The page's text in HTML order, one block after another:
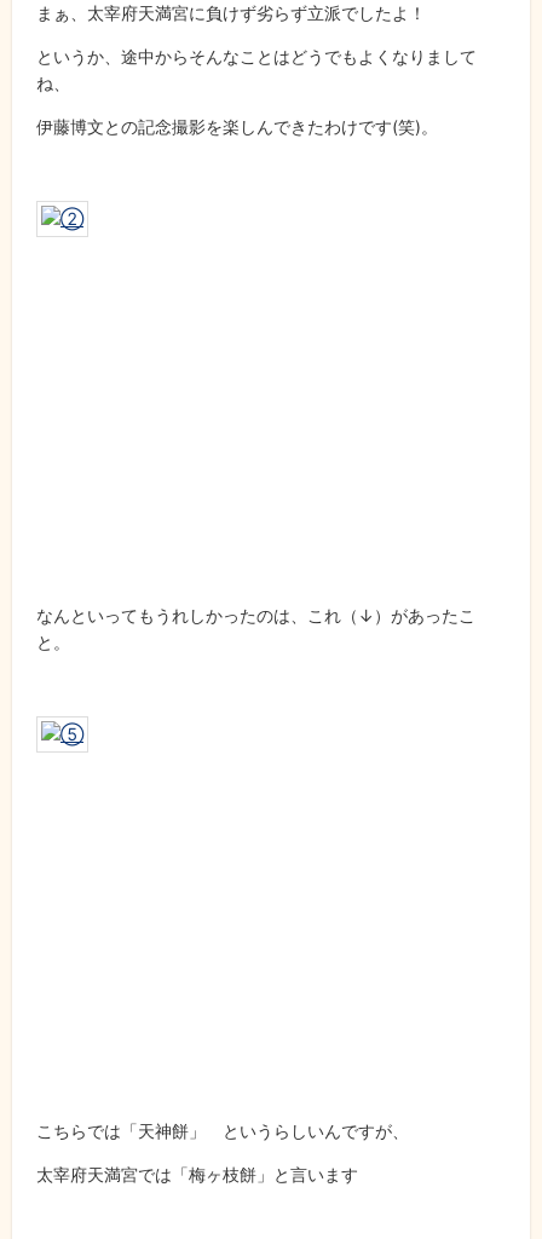
まぁ、太宰府天満宮に負けず劣らず立派でしたよ！
というか、途中からそんなことはどうでもよくなりまして
ね、
伊藤博文との記念撮影を楽しんできたわけです(笑)。
なんといってもうれしかったのは、これ（↓）があったこ
と。
こちらでは「天神餅」 というらしいんですが、
太宰府天満宮では「梅ヶ枝餅」と言います